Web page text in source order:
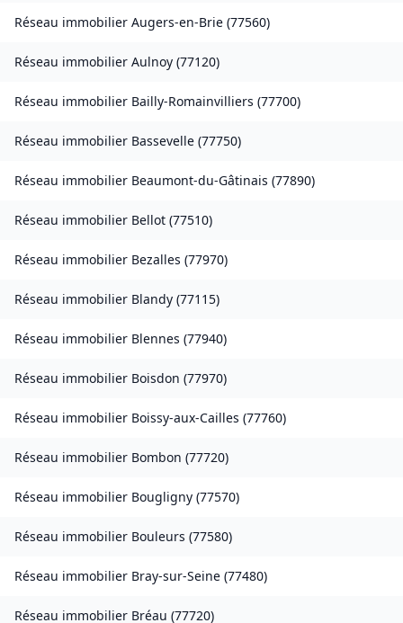
Réseau immobilier Augers-en-Brie (77560)
Réseau immobilier Aulnoy (77120)
Réseau immobilier Bailly-Romainvilliers (77700)
Réseau immobilier Bassevelle (77750)
Réseau immobilier Beaumont-du-Gâtinais (77890)
Réseau immobilier Bellot (77510)
Réseau immobilier Bezalles (77970)
Réseau immobilier Blandy (77115)
Réseau immobilier Blennes (77940)
Réseau immobilier Boisdon (77970)
Réseau immobilier Boissy-aux-Cailles (77760)
Réseau immobilier Bombon (77720)
Réseau immobilier Bougligny (77570)
Réseau immobilier Bouleurs (77580)
Réseau immobilier Bray-sur-Seine (77480)
Réseau immobilier Bréau (77720)